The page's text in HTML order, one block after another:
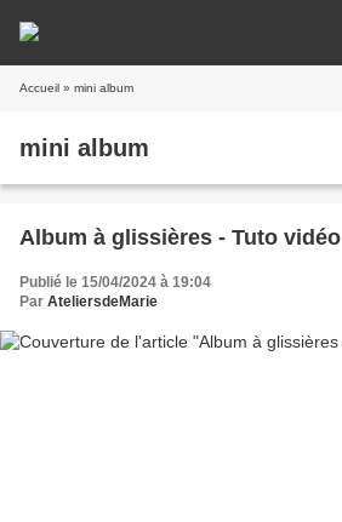
Accueil » mini album
mini album
Album à glissières - Tuto vidéo
Publié le 15/04/2024 à 19:04
Par AteliersdeMarie